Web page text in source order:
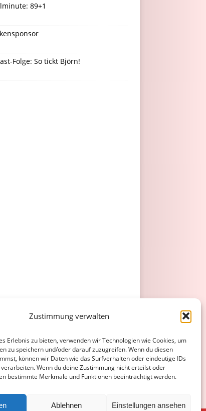
Zustimmung verwalten
Erlebnis zu bieten, verwenden wir Technologien wie Cookies, um
zu speichern und/oder darauf zuzugreifen. Wenn du diesen
können wir Daten wie das Surfverhalten oder eindeutige IDs
Wenn du deine Zustimmung nicht erteilst oder
bestimmte Merkmale und Funktionen beeinträchtigt werden.
Ablehnen Einstellungen ansehen
89+1
Folge: So tickt Björn!